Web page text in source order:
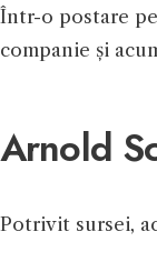
Într-o postare
companie și
Arnold
Potrivit sursei,